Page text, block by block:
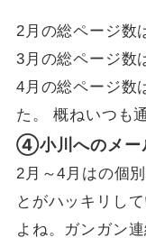
2月の総ページ数
3月の総ページ数
4月の総ページ数
た。 概ねいつも
④小川へのメー
2月～4月はの個
とがハッキリし
よね。ガンガン